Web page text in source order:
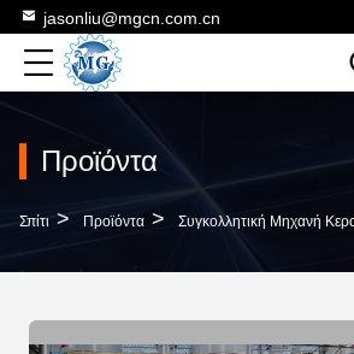
jasonliu@mgcn.com.cn
Προϊόντα
Σπίτι > Προϊόντα > Συγκολλητική Μηχανή